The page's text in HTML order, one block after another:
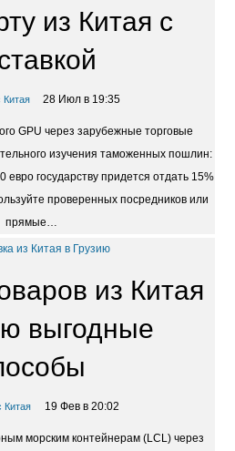
из Китая с
Китая 28 Июл в 19:35
GPU через зарубежные торговые
изучения таможенных пошлин:
государству придется отдать 15%
проверенных посредников или
прямые…
из Китая
выгодные
Китая 19 Фев в 20:02
морским контейнерам (LCL) через